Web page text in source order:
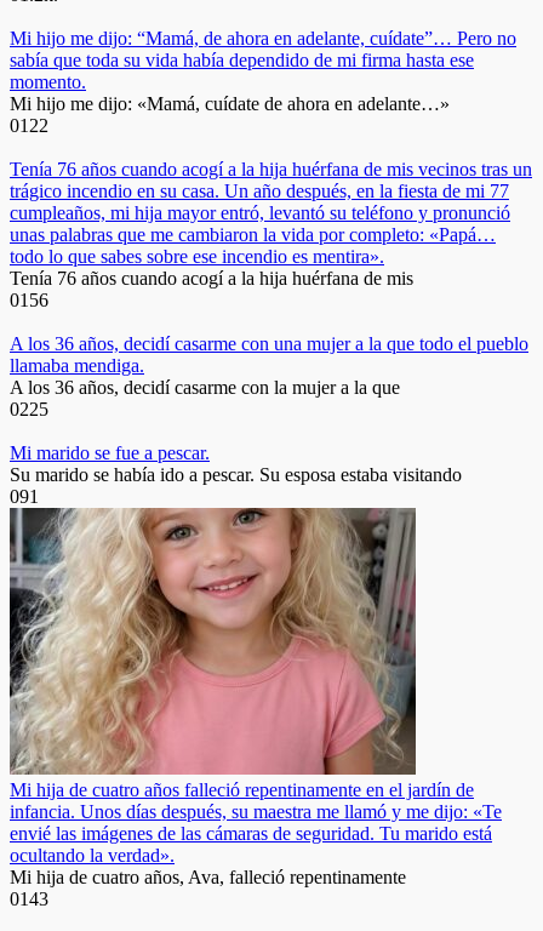
Mi hijo me dijo: “Mamá, de ahora en adelante, cuídate”… Pero no
sabía que toda su vida había dependido de mi firma hasta ese
momento.
Mi hijo me dijo: «Mamá, cuídate de ahora en adelante…»
0122
Tenía 76 años cuando acogí a la hija huérfana de mis vecinos tras un
trágico incendio en su casa. Un año después, en la fiesta de mi 77
cumpleaños, mi hija mayor entró, levantó su teléfono y pronunció
unas palabras que me cambiaron la vida por completo: «Papá…
todo lo que sabes sobre ese incendio es mentira».
Tenía 76 años cuando acogí a la hija huérfana de mis
0156
A los 36 años, decidí casarme con una mujer a la que todo el pueblo
llamaba mendiga.
A los 36 años, decidí casarme con la mujer a la que
0225
Mi marido se fue a pescar.
Su marido se había ido a pescar. Su esposa estaba visitando
091
Mi hija de cuatro años falleció repentinamente en el jardín de
infancia. Unos días después, su maestra me llamó y me dijo: «Te
envié las imágenes de las cámaras de seguridad. Tu marido está
ocultando la verdad».
Mi hija de cuatro años, Ava, falleció repentinamente
0143